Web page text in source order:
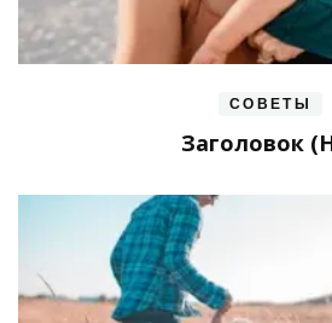
СОВЕТЫ
Заголовок